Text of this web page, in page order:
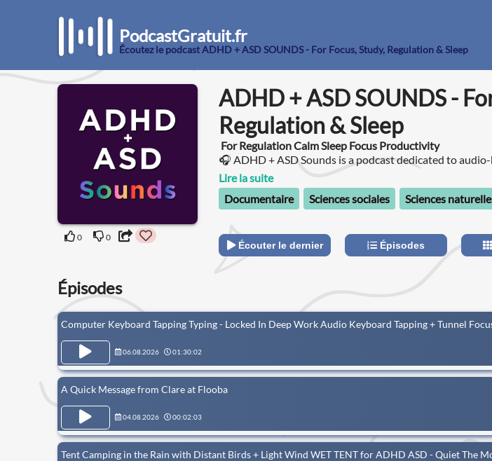
PodcastGratuit.fr
Écoutez le podcast ADHD + ASD SOUNDS - For Focus, Study, Regulation & Sleep
0 0
ADHD + ASD SOUNDS -
Regulation & Sleep
For Regulation Calm Sleep Focus Productivity
🎧 ADHD + ASD Sounds is a podcast dedicated to
support for focus, sleep, and sensory regulation in ADHD,
ASD, and AuDHD.
Lire la suite
Documentaire
Sciences sociales Sciences
Écouter le dernier Épisodes
Épisodes
Computer Keyboard Tapping Typing - Locked In Deep Work Audio Keyboard Tapping + Tunnel
06.08.2026 01:30:02
A Quick Message from Clare at Flooba
04.08.2026 00:02:03
Tent Camping in the Rain with Distant Birds + Light Wind WET TENT for ADHD ASD - Quiet The